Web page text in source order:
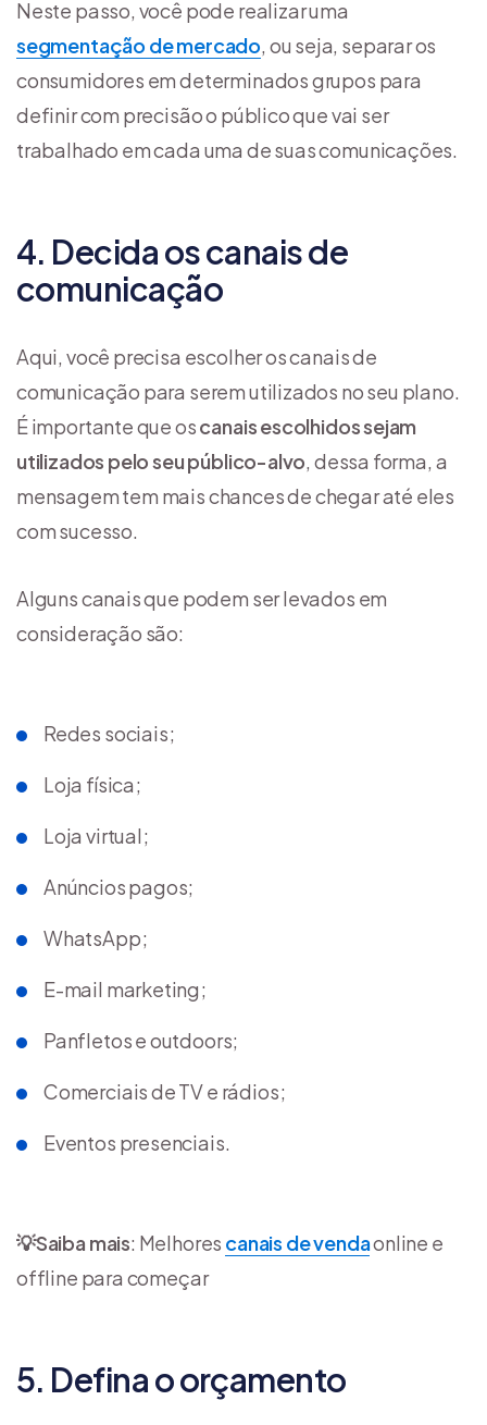
Neste passo, você pode realizar uma
segmentação de mercado, ou seja, separar os
consumidores em determinados grupos para
definir com precisão o público que vai ser
trabalhado em cada uma de suas comunicações.
4. Decida os canais de
comunicação
Aqui, você precisa escolher os canais de
comunicação para serem utilizados no seu plano.
É importante que oscanais escolhidos sejam
utilizados pelo seu público-alvo, dessa forma, a
mensagem tem mais chances de chegar até eles
com sucesso.
Alguns canais que podem ser levados em
consideração são:
Redes sociais;
Loja física;
Loja virtual;
Anúncios pagos;
WhatsApp;
E-mail marketing;
Panfletos e outdoors;
Comerciais de TV e rádios;
Eventos presenciais.
💡Saiba mais: Melhores canais de vendaonline e
offline para começar
5. Defina o orçamento